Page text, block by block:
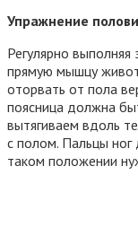
Упражнение
Регулярно
прямую мышцу
оторвать от пола
поясница должна
вытягиваем вдоль
с полом. Пальцы ног
таком положении